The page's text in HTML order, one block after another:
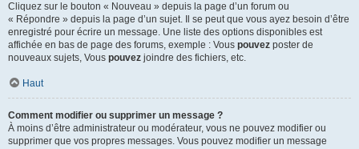
Cliquez sur le bouton « Nouveau » depuis la page d’un forum ou
« Répondre » depuis la page d’un sujet. Il se peut que vous ayez besoin d’être
enregistré pour écrire un message. Une liste des options disponibles est
affichée en bas de page des forums, exemple : Vous pouvez poster de
nouveaux sujets, Vous pouvez joindre des fichiers, etc.
Haut
Comment modifier ou supprimer un message ?
À moins d’être administrateur ou modérateur, vous ne pouvez modifier ou
supprimer que vos propres messages. Vous pouvez modifier un message